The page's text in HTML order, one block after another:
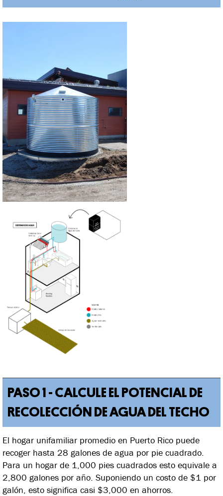
PASO 1 - CALCULE EL POTENCIAL DE
RECOLECCIÓN DE AGUA DEL TECHO
El hogar unifamiliar promedio en Puerto Rico puede
recoger hasta 28 galones de agua por pie cuadrado.
Para un hogar de 1,000 pies cuadrados esto equivale a
2,800 galones por año. Suponiendo un costo de $1 por
galón, esto significa casi $3,000 en ahorros.